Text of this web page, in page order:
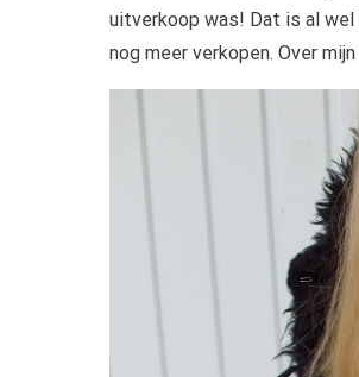
uitverkoop was! Dat is al
nog meer verkopen. Over